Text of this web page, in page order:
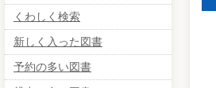
くわしく検索
新しく入った図書
予約の多い図書